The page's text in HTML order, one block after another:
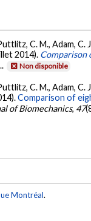
C. M., Adam, C.
2014). Comparison
Non disponible
C. M., Adam, C.
Comparison of
of Biomechanics, 47
Montréal.